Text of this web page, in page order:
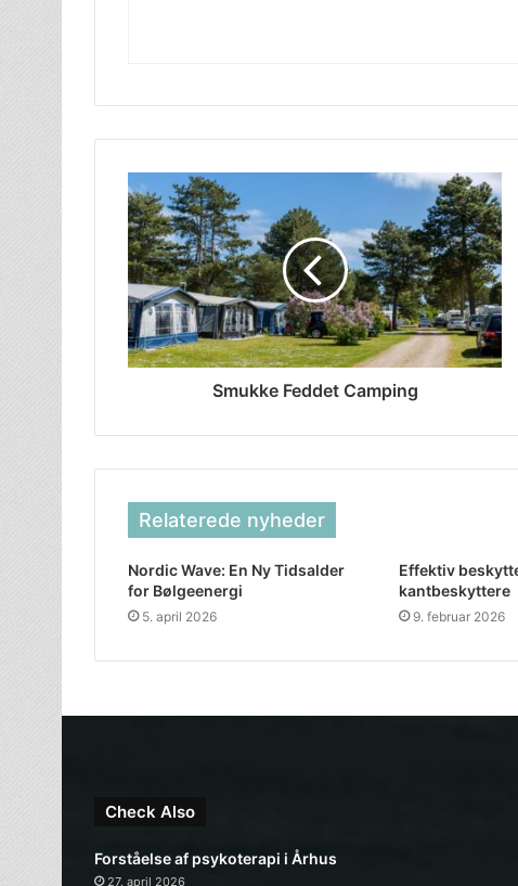
Smukke Feddet Camping
Relaterede nyheder
Nordic Wave: En Ny Tidsalder
for Bølgeenergi
5. april 2026
Effektiv
kantbeskyttere
9. februar 2026
Check Also
Forståelse af psykoterapi i Århus
27. april 2026